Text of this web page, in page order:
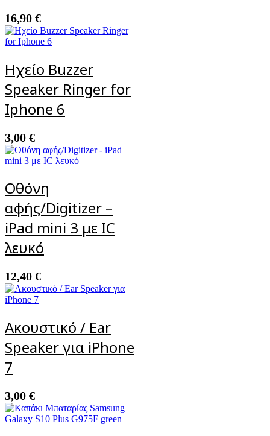
16,90 €
Ηχείο Buzzer
Speaker Ringer for
Iphone 6
3,00 €
Οθόνη
αφής/Digitizer –
iPad mini 3 με IC
λευκό
12,40 €
Ακουστικό / Ear
Speaker για iPhone
7
3,00 €